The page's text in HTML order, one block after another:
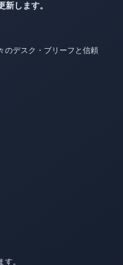
します。
のデスク・ブリーフと信頼
。